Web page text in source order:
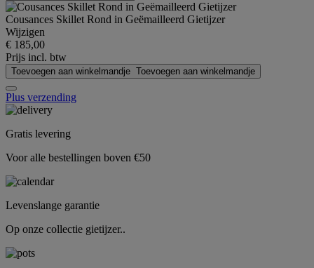
Cousances Skillet Rond in Geëmailleerd Gietijzer
Wijzigen
€ 185,00
Prijs incl. btw
Toevoegen aan winkelmandje Toevoegen aan winkelmandje
Plus verzending
Gratis levering
Voor alle bestellingen boven €50
Levenslange garantie
Op onze collectie gietijzer..